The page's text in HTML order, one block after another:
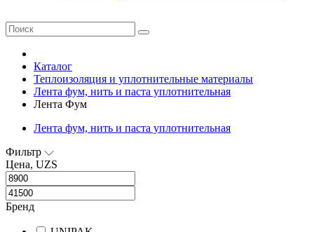
Каталог
Теплоизоляция и уплотнительные материалы
Лента фум, нить и паста уплотнительная
Лента Фум
Лента фум, нить и паста уплотнительная
Фильтр
Цена, UZS
Бренд